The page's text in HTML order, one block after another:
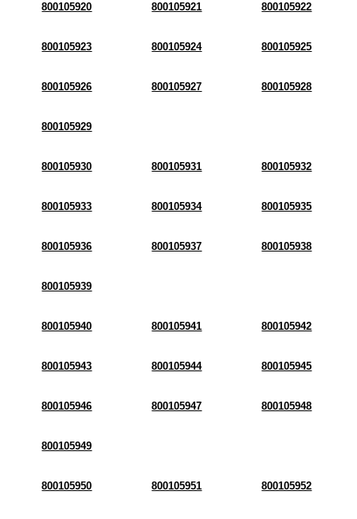
800105920 800105921 800105922
800105923 800105924 800105925
800105926 800105927 800105928
800105929
800105930 800105931 800105932
800105933 800105934 800105935
800105936 800105937 800105938
800105939
800105940 800105941 800105942
800105943 800105944 800105945
800105946 800105947 800105948
800105949
800105950 800105951 800105952